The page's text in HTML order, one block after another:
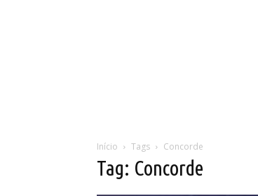
Início Tags Concorde
Tag: Concorde